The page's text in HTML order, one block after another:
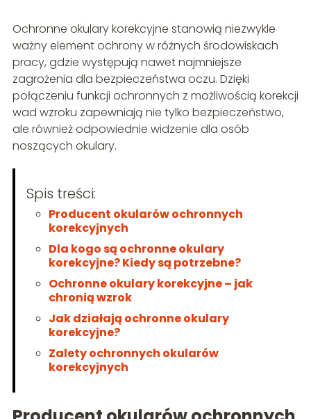
Ochronne okulary korekcyjne stanowią niezwykle
ważny element ochrony w różnych środowiskach
pracy, gdzie występują nawet najmniejsze
zagrożenia dla bezpieczeństwa oczu. Dzięki
połączeniu funkcji ochronnych z możliwością korekcji
wad wzroku zapewniają nie tylko bezpieczeństwo,
ale również odpowiednie widzenie dla osób
noszących okulary.
Spis treści:
Producent okularów ochronnych
korekcyjnych
Dla kogo są ochronne okulary
korekcyjne? Kiedy są potrzebne?
Ochronne okulary korekcyjne – jak
chronią wzrok
Jak działają ochronne okulary
korekcyjne?
Zalety ochronnych okularów
korekcyjnych